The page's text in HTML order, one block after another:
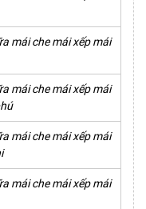
mái che mái xếp mái
mái che mái xếp mái
mái che mái xếp mái
mái che mái xếp mái